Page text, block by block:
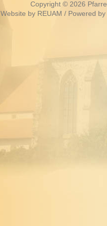
Copyright © 2026
Website by REUAM / Powered